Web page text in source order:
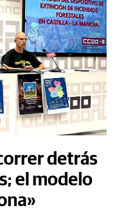
detrás
el modelo